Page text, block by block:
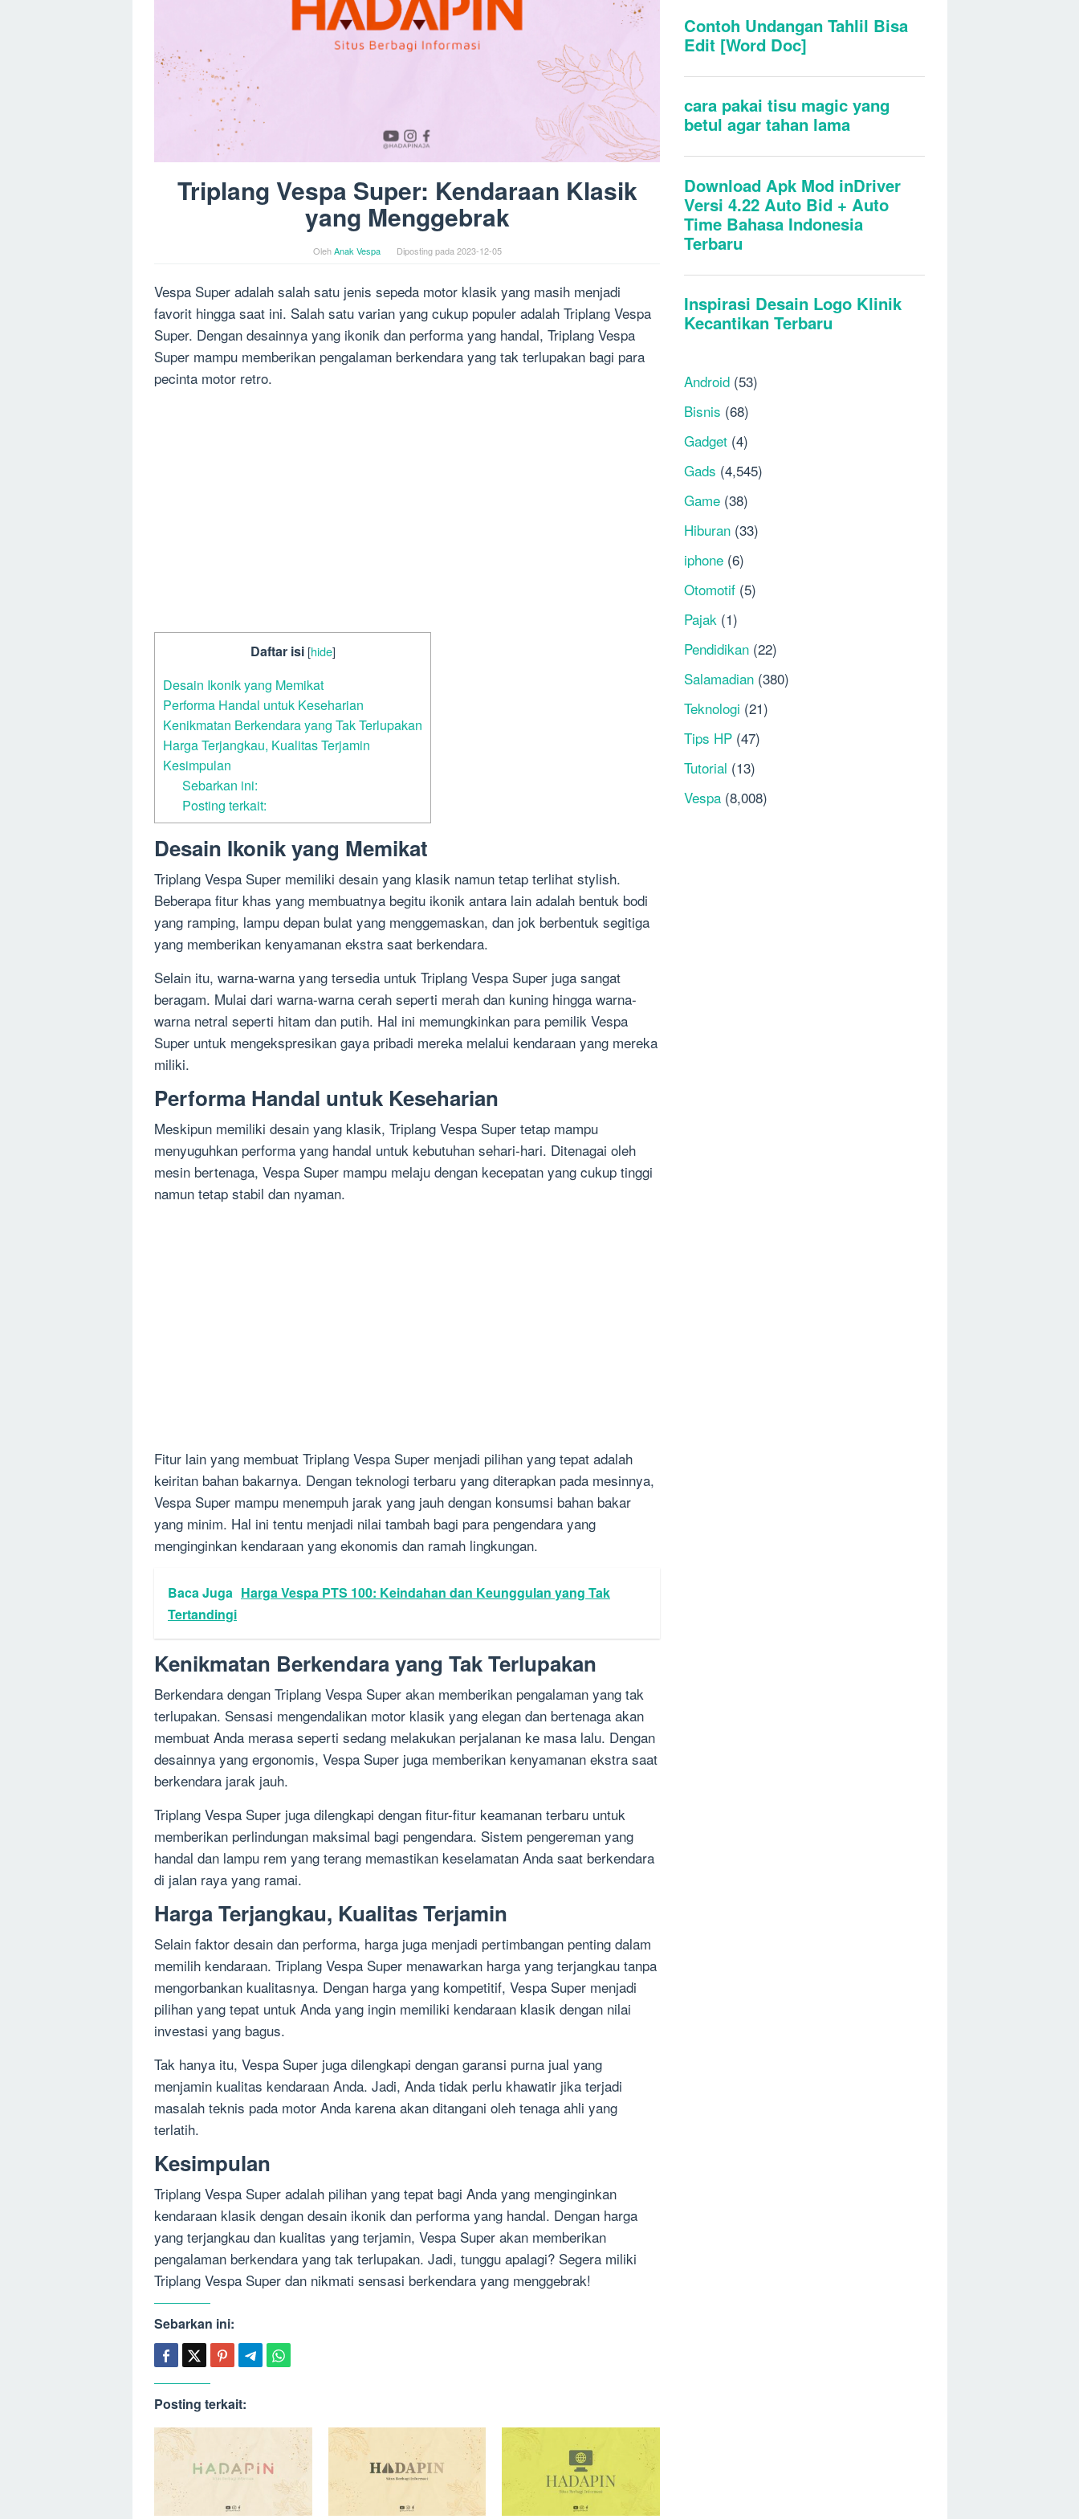
Triplang Vespa Super: Kendaraan Klasik
yang Menggebrak
OlehAnak Vespa Diposting pada2023-12-05
Vespa Super adalah salah satu jenis sepeda motor klasik yang masih menjadi
favorit hingga saat ini. Salah satu varian yang cukup populer adalah Triplang Vespa
Super. Dengan desainnya yang ikonik dan performa yang handal, Triplang Vespa
Super mampu memberikan pengalaman berkendara yang tak terlupakan bagi para
pecinta motor retro.
Daftar isi [hide]
Desain Ikonik yang Memikat
Performa Handal untuk Keseharian
Kenikmatan Berkendara yang Tak Terlupakan
Harga Terjangkau, Kualitas Terjamin
Kesimpulan
Sebarkan ini:
Posting terkait:
Desain Ikonik yang Memikat
Triplang Vespa Super memiliki desain yang klasik namun tetap terlihat stylish.
Beberapa fitur khas yang membuatnya begitu ikonik antara lain adalah bentuk bodi
yang ramping, lampu depan bulat yang menggemaskan, dan jok berbentuk segitiga
yang memberikan kenyamanan ekstra saat berkendara.
Selain itu, warna-warna yang tersedia untuk Triplang Vespa Super juga sangat
beragam. Mulai dari warna-warna cerah seperti merah dan kuning hingga warna-
warna netral seperti hitam dan putih. Hal ini memungkinkan para pemilik Vespa
Super untuk mengekspresikan gaya pribadi mereka melalui kendaraan yang mereka
miliki.
Performa Handal untuk Keseharian
Meskipun memiliki desain yang klasik, Triplang Vespa Super tetap mampu
menyuguhkan performa yang handal untuk kebutuhan sehari-hari. Ditenagai oleh
mesin bertenaga, Vespa Super mampu melaju dengan kecepatan yang cukup tinggi
namun tetap stabil dan nyaman.
Fitur lain yang membuat Triplang Vespa Super menjadi pilihan yang tepat adalah
keiritan bahan bakarnya. Dengan teknologi terbaru yang diterapkan pada mesinnya,
Vespa Super mampu menempuh jarak yang jauh dengan konsumsi bahan bakar
yang minim. Hal ini tentu menjadi nilai tambah bagi para pengendara yang
menginginkan kendaraan yang ekonomis dan ramah lingkungan.
Baca Juga Harga Vespa PTS 100: Keindahan dan Keunggulan yang Tak
Tertandingi
Kenikmatan Berkendara yang Tak Terlupakan
Berkendara dengan Triplang Vespa Super akan memberikan pengalaman yang tak
terlupakan. Sensasi mengendalikan motor klasik yang elegan dan bertenaga akan
membuat Anda merasa seperti sedang melakukan perjalanan ke masa lalu. Dengan
desainnya yang ergonomis, Vespa Super juga memberikan kenyamanan ekstra saat
berkendara jarak jauh.
Triplang Vespa Super juga dilengkapi dengan fitur-fitur keamanan terbaru untuk
memberikan perlindungan maksimal bagi pengendara. Sistem pengereman yang
handal dan lampu rem yang terang memastikan keselamatan Anda saat berkendara
di jalan raya yang ramai.
Harga Terjangkau, Kualitas Terjamin
Selain faktor desain dan performa, harga juga menjadi pertimbangan penting dalam
memilih kendaraan. Triplang Vespa Super menawarkan harga yang terjangkau tanpa
mengorbankan kualitasnya. Dengan harga yang kompetitif, Vespa Super menjadi
pilihan yang tepat untuk Anda yang ingin memiliki kendaraan klasik dengan nilai
investasi yang bagus.
Tak hanya itu, Vespa Super juga dilengkapi dengan garansi purna jual yang
menjamin kualitas kendaraan Anda. Jadi, Anda tidak perlu khawatir jika terjadi
masalah teknis pada motor Anda karena akan ditangani oleh tenaga ahli yang
terlatih.
Kesimpulan
Triplang Vespa Super adalah pilihan yang tepat bagi Anda yang menginginkan
kendaraan klasik dengan desain ikonik dan performa yang handal. Dengan harga
yang terjangkau dan kualitas yang terjamin, Vespa Super akan memberikan
pengalaman berkendara yang tak terlupakan. Jadi, tunggu apalagi? Segera miliki
Triplang Vespa Super dan nikmati sensasi berkendara yang menggebrak!
Sebarkan ini:
Posting terkait:
Android (53)
Bisnis (68)
Gadget (4)
Gads (4,545)
Game (38)
Hiburan (33)
iphone (6)
Otomotif (5)
Pajak (1)
Pendidikan (22)
Salamadian (380)
Teknologi (21)
Tips HP (47)
Tutorial (13)
Vespa (8,008)